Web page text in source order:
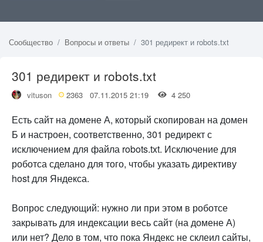
Сообщество Вопросы и ответы 301 редирект и robots.txt
301 редирект и robots.txt
vituson 2363 07.11.2015 21:19 4 250
Есть сайт на домене А, который скопирован на домен
Б и настроен, соответственно, 301 редирект с
исключением для файла robots.txt. Исключение для
роботса сделано для того, чтобы указать директиву
host для Яндекса.
Вопрос следующий: нужно ли при этом в роботсе
закрывать для индексации весь сайт (на домене А)
или нет? Дело в том, что пока Яндекс не склеил сайты,